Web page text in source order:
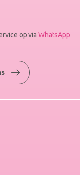
op via WhatsApp